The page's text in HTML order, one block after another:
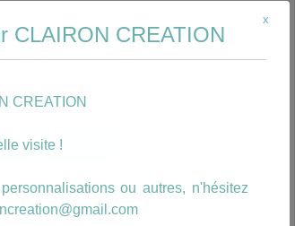
Ajouter au panier
CLAIRON CREATION
CREATION
visite !
ou autres, n'hésitez
x